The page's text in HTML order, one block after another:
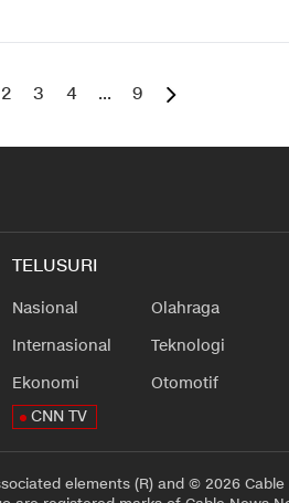
2 3 4 ... 9
TELUSURI
Nasional
Internasional
Ekonomi
Olahraga
Teknologi
Otomotif
CNN TV
elements (R) and © 2026